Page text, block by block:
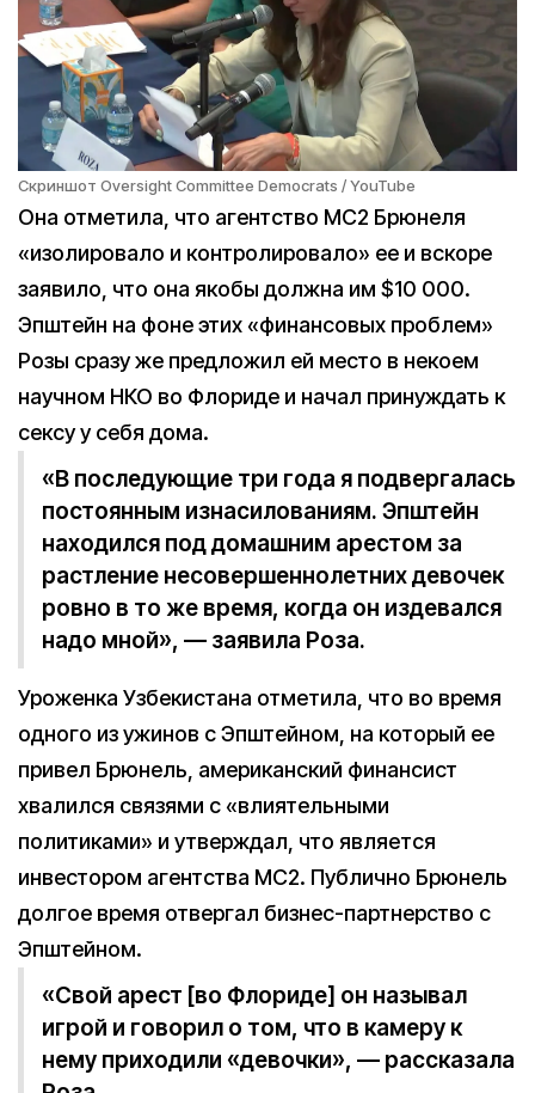
Скриншот Oversight Committee Democrats / YouTube
Она отметила, что агентство MC2 Брюнеля
«изолировало и контролировало» ее и вскоре
заявило, что она якобы должна им $10 000.
Эпштейн на фоне этих «финансовых проблем»
Розы сразу же предложил ей место в некоем
научном НКО во Флориде и начал принуждать к
сексу у себя дома.
«В последующие три года я подвергалась
постоянным изнасилованиям. Эпштейн
находился под домашним арестом за
растление несовершеннолетних девочек
ровно в то же время, когда он издевался
надо мной», — заявила Роза.
Уроженка Узбекистана отметила, что во время
одного из ужинов с Эпштейном, на который ее
привел Брюнель, американский финансист
хвалился связями с «влиятельными
политиками» и утверждал, что является
инвестором агентства MC2. Публично Брюнель
долгое время отвергал бизнес-партнерство с
Эпштейном.
«Свой арест [во Флориде] он называл
игрой и говорил о том, что в камеру к
нему приходили «девочки», — рассказала